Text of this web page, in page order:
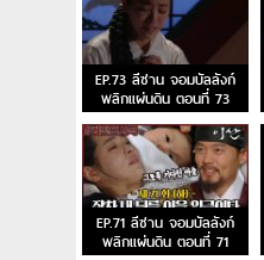
EP.73 ลีซาน จอมบัลลังก์
พลิกแผ่นดิน ตอนที่ 73
EP.71 ลีซาน จอมบัลลังก์
พลิกแผ่นดิน ตอนที่ 71